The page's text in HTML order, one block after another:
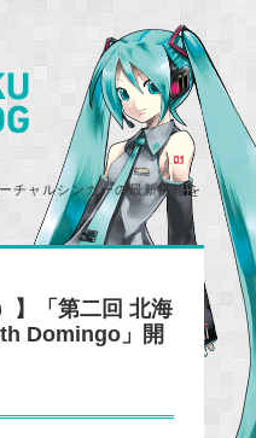
チャルシンガーの最新情報を
】「第二回 北海
Domingo」開